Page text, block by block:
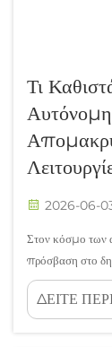
Τι
2026-06-
Στον κόσμο των
πρόσβαση στο
ανέφικτη, τα
ραχοκοκαλιά
ΔΕΙΤΕ